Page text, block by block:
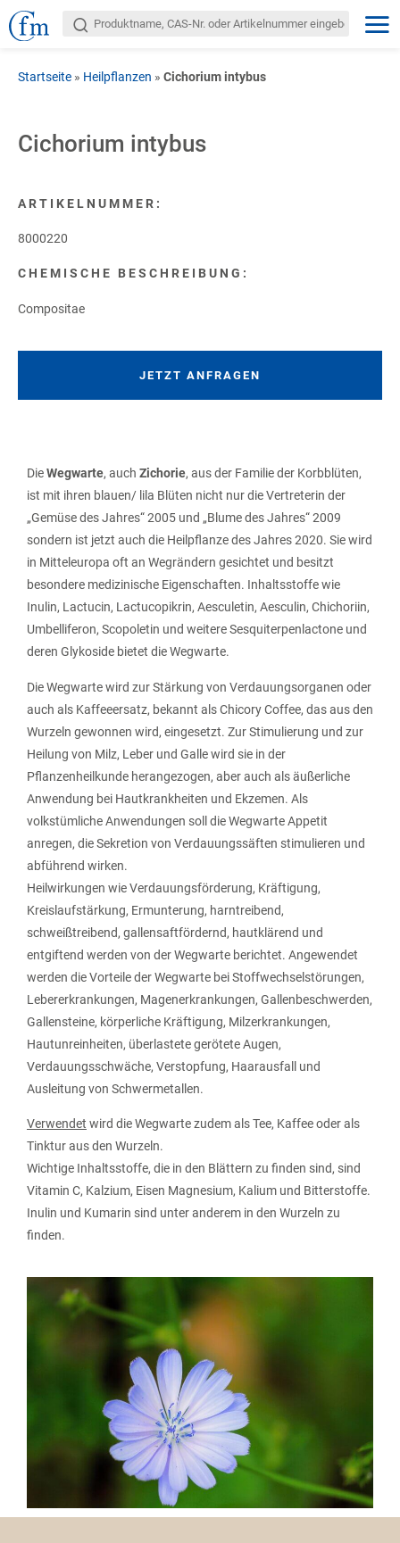
Startseite » Heilpflanzen » Cichorium intybus
Cichorium intybus
ARTIKELNUMMER:
8000220
CHEMISCHE BESCHREIBUNG:
Compositae
JETZT ANFRAGEN
DieWegwarte, auch Zichorie, aus der Familie der Korbblüten,
ist mit ihren blauen/ lila Blüten nicht nur die Vertreterin der
„Gemüse des Jahres“ 2005 und „Blume des Jahres“ 2009
sondern ist jetzt auch die Heilpflanze des Jahres 2020. Sie wird
in Mitteleuropa oft an Wegrändern gesichtet und besitzt
besondere medizinische Eigenschaften. Inhaltsstoffe wie
Inulin, Lactucin, Lactucopikrin, Aesculetin, Aesculin, Chichoriin,
Umbelliferon, Scopoletin und weitere Sesquiterpenlactone und
deren Glykoside bietet die Wegwarte.
Die Wegwarte wird zur Stärkung von Verdauungsorganen oder
auch als Kaffeeersatz, bekannt als Chicory Coffee, das aus den
Wurzeln gewonnen wird, eingesetzt. Zur Stimulierung und zur
Heilung von Milz, Leber und Galle wird sie in der
Pflanzenheilkunde herangezogen, aber auch als äußerliche
Anwendung bei Hautkrankheiten und Ekzemen. Als
volkstümliche Anwendungen soll die Wegwarte Appetit
anregen, die Sekretion von Verdauungssäften stimulieren und
abführend wirken.
Heilwirkungen wie Verdauungsförderung, Kräftigung,
Kreislaufstärkung, Ermunterung, harntreibend,
schweißtreibend, gallensaftfördernd, hautklärend und
entgiftend werden von der Wegwarte berichtet. Angewendet
werden die Vorteile der Wegwarte bei Stoffwechselstörungen,
Lebererkrankungen, Magenerkrankungen, Gallenbeschwerden,
Gallensteine, körperliche Kräftigung, Milzerkrankungen,
Hautunreinheiten, überlastete gerötete Augen,
Verdauungsschwäche, Verstopfung, Haarausfall und
Ausleitung von Schwermetallen.
Verwendet wird die Wegwarte zudem als Tee, Kaffee oder als
Tinktur aus den Wurzeln.
Wichtige Inhaltsstoffe, die in den Blättern zu finden sind, sind
Vitamin C, Kalzium, Eisen Magnesium, Kalium und Bitterstoffe.
Inulin und Kumarin sind unter anderem in den Wurzeln zu
finden.